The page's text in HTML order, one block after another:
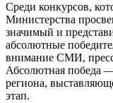
Среди конкурсов,
Министерства
значимый и
абсолютные
внимание СМИ,
Абсолютная победа
региона,
этап.